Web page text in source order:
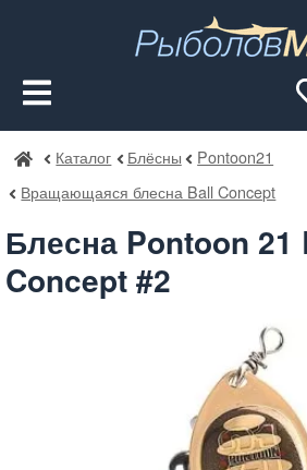
РыболовМаг
Каталог Блёсны
Pontoon21
Вращающаяся блесна Ball Concept
Блесна Pontoon 21
Concept #2